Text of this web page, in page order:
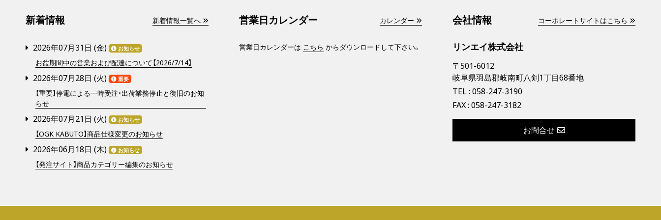
新着情報 新着情報一覧へ
2026年07月31日 (金) お知らせ
お盆期間中の営業および配達について【2026/7/14】
2026年07月28日 (火) 重要
【重要】停電による一時受注・出荷業務停止と復旧のお知
らせ
2026年07月21日 (火) お知らせ
【OGK KABUTO】商品仕様変更のお知らせ
2026年06月18日 (木) お知らせ
【発注サイト】商品カテゴリー編集のお知らせ
営業日カレンダー カレンダー
営業日カレンダーは こちら からダウンロードして下さい。
会社情報 コーポレートサイトはこちら
リンエイ株式会社
〒501-6012
岐阜県羽島郡岐南町八剣1丁目68番地
TEL : 058-247-3190
FAX : 058-247-3182
お問合せ